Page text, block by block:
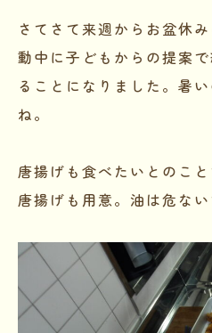
さてさて来週からお盆休
動中に子どもからの提案
ることになりました。暑
ね。
唐揚げも食べたいとのこ
唐揚げも用意。油は危な